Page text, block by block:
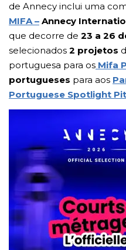
de Annecy inclui uma
MIFA – Annecy
que decorre de 23 a 26
selecionados 2 projetos
portuguesa para os Mifa
portugueses para aos
Portuguese Spotlight